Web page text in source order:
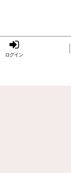
ログイン